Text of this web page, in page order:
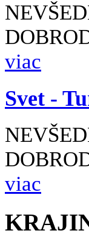
viac
Svet -
viac